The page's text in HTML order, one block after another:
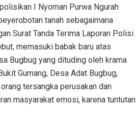
I Nyoman Purwa Ngurah
tanah sebagaimana
Surat Tanda Terima Laporan Polisi
memasuki babak baru atas
Bugbug yang dituding oleh krama
Gumang, Desa Adat Bugbug,
tersangka perusakan dan
masyarakat emosi, karena tuntutan